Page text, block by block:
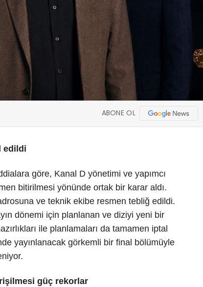
ABONE OL
edildi
göre, Kanal D yönetimi ve yapımcı
bitirilmesi yönünde ortak bir karar aldı.
ve teknik ekibe resmen tebliğ edildi.
dönemi için planlanan ve diziyi yeni bir
ile planlamaları da tamamen iptal
yayınlanacak görkemli bir final bölümüyle
güç rekorlar